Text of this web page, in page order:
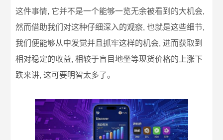
这件事情, 它并不是一个能够一览无余被看到的大机会,
然而借助我们对这种仔细深入的观察, 也就是这些细节,
我们便能够从中发觉并且抓牢这样的机会, 进而获取到
相对稳定的收益, 相较于盲目地坐等现货价格的上涨下
跌来讲, 这可要明智太多了。